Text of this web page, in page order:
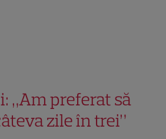
„Am preferat să
zile în trei”